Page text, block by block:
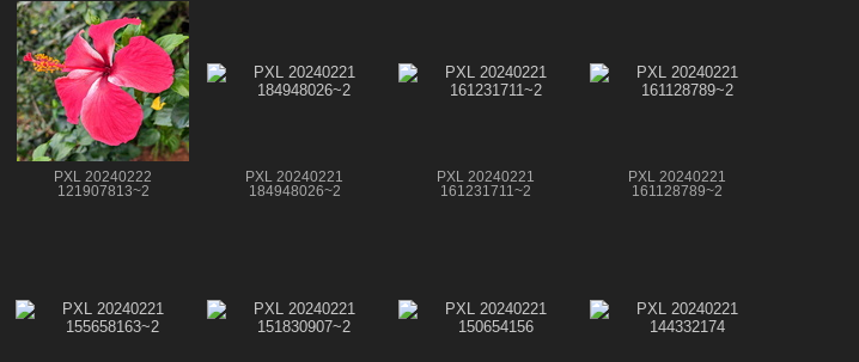
PXL 20240222
121907813~2
PXL 20240221
184948026~2
PXL 20240221
161231711~2
PXL 20240221
161128789~2